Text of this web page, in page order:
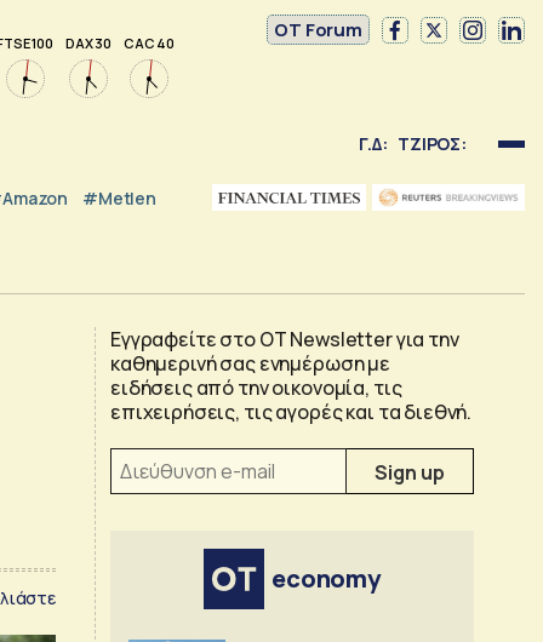
100 DAX 30 CAC 40
OT Forum
Γ.Δ: ΤΖΙΡΟΣ:
#Metlen
Εγγραφείτε στο OT Newsletter για την
καθημερινή σας ενημέρωση με
ειδήσεις από την οικονομία, τις
επιχειρήσεις, τις αγορές και τα διεθνή.
economy